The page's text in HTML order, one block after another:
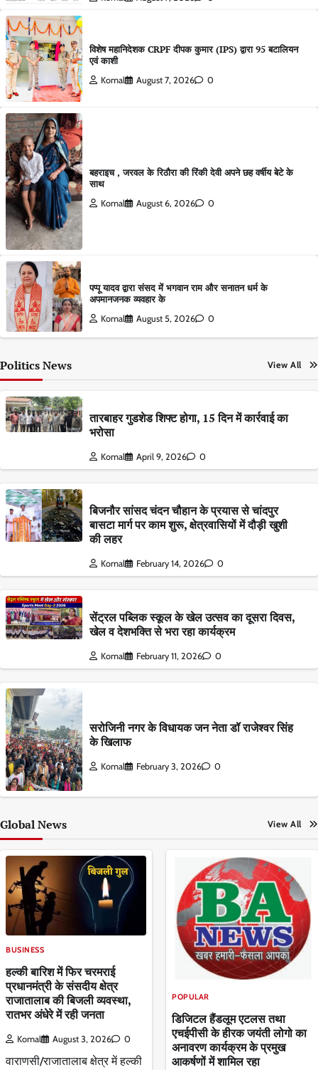
विशेष महानिदेशक CRPF दीपक कुमार (IPS) द्वारा 95 बटालियन
एवं काशी
Komal August 7, 2026 0
बहराइच , जरवल के रिठौरा की रिंकी देवी अपने छह वर्षीय बेटे के
साथ
Komal August 6, 2026 0
पप्पू यादव द्वारा संसद में भगवान राम और सनातन धर्म के
अपमानजनक व्यवहार के
Komal August 5, 2026 0
Politics News View All
तारबाहर गुडशेड शिफ्ट होगा, 15 दिन में कार्रवाई का
भरोसा
Komal April 9, 2026 0
बिजनौर सांसद चंदन चौहान के प्रयास से चांदपुर
बासटा मार्ग पर काम शुरू, क्षेत्रवासियों में दौड़ी खुशी
की लहर
Komal February 14, 2026 0
सेंट्रल पब्लिक स्कूल के खेल उत्सव का दूसरा दिवस,
खेल व देशभक्ति से भरा रहा कार्यक्रम
Komal February 11, 2026 0
सरोजिनी नगर के विधायक जन नेता डॉ राजेश्वर सिंह
के खिलाफ
Komal February 3, 2026 0
Global News View All
BUSINESS
हल्की बारिश में फिर चरमराई
प्रधानमंत्री के संसदीय क्षेत्र
राजातालाब की बिजली व्यवस्था,
रातभर अंधेरे में रही जनता
Komal August 3, 2026 0
वाराणसी/राजातालाब क्षेत्र में हल्की
POPULAR
डिजिटल हैंडलूम एटलस तथा
एचईपीसी के हीरक जयंती लोगो का
अनावरण कार्यक्रम के प्रमुख
आकर्षणों में शामिल रहा